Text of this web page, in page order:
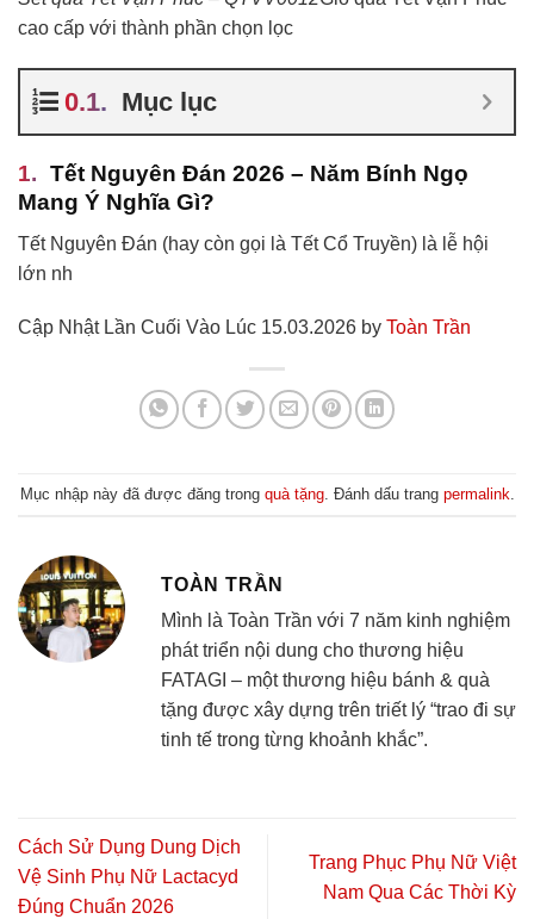
cao cấp với thành phần chọn lọc
Mục lục
Tết Nguyên Đán 2026 – Năm Bính Ngọ
Mang Ý Nghĩa Gì?
Tết Nguyên Đán (hay còn gọi là Tết Cổ Truyền) là lễ hội
lớn nh
Cập Nhật Lần Cuối Vào Lúc 15.03.2026 by Toàn Trần
Mục nhập này đã được đăng trong quà tặng. Đánh dấu trang permalink
TOÀN TRẦN
Mình là Toàn Trần với 7 năm kinh nghiệm
phát triển nội dung cho thương hiệu
FATAGI – một thương hiệu bánh & quà
tặng được xây dựng trên triết lý “trao đi sự
tinh tế trong từng khoảnh khắc”.
Cách Sử Dụng Dung Dịch
Vệ Sinh Phụ Nữ Lactacyd
Đúng Chuẩn 2026
Trang Phục Phụ Nữ Việt
Nam Qua Các Thời Kỳ